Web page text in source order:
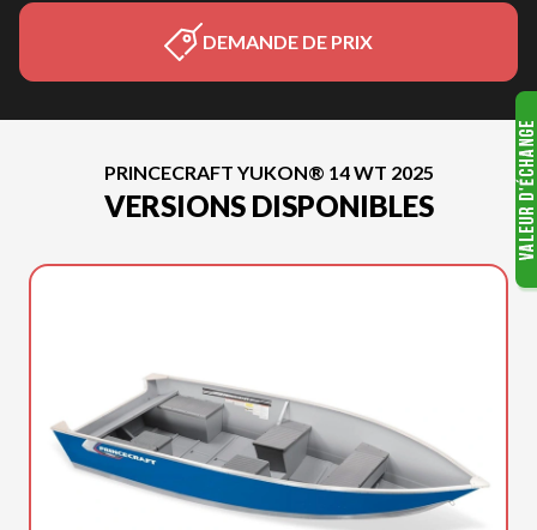
DEMANDE DE PRIX
PRINCECRAFT YUKON® 14 WT 2025
VERSIONS DISPONIBLES